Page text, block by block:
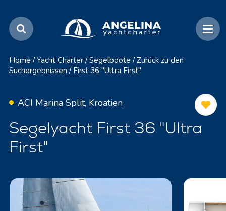
Home / Yacht Charter / Segelboote / Zurück zu den
Suchergebnissen / First 36 "Ultra First"
ACI Marina Split, Kroatien
Segelyacht First 36 "Ultra
First"